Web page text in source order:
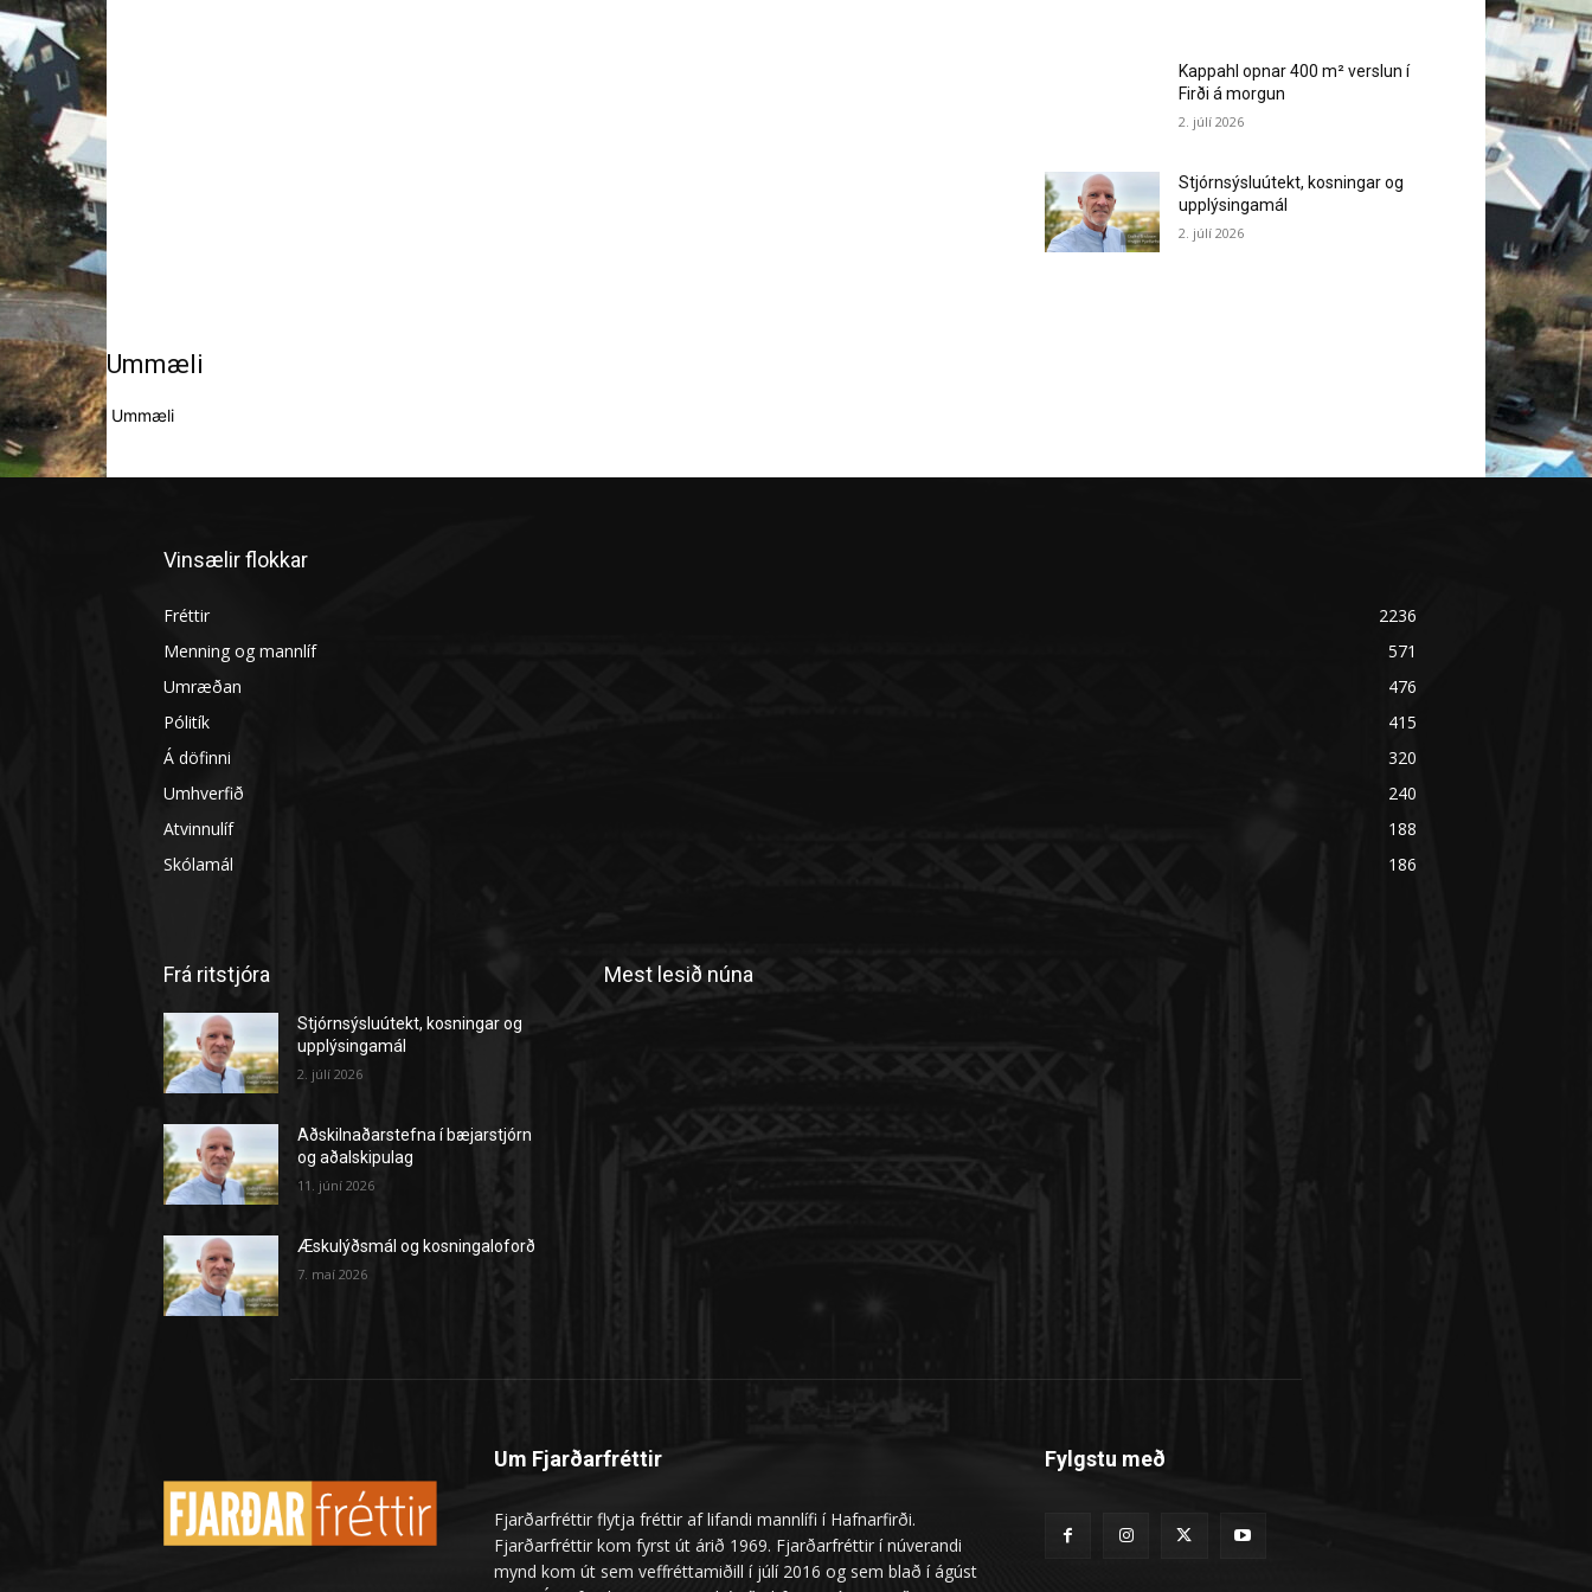
Kappahl opnar 400 m² verslun í
Firði á morgun
2. júlí 2026
Stjórnsýsluútekt, kosningar og
upplýsingamál
2. júlí 2026
Ummæli
Ummæli
Vinsælir flokkar
Fréttir
2236
Menning og mannlíf
571
Umræðan
476
Pólitík
415
Á döfinni
320
Umhverfið
240
Atvinnulíf
188
Skólamál
186
Frá ritstjóra
Stjórnsýsluútekt, kosningar og
upplýsingamál
2. júlí 2026
Aðskilnaðarstefna í bæjarstjórn
og aðalskipulag
11. júní 2026
Æskulýðsmál og kosningaloforð
7. maí 2026
Mest lesið núna
Um Fjarðarfréttir
Fjarðarfréttir flytja fréttir af lifandi mannlífi í Hafnarfirði.
Fjarðarfréttir kom fyrst út árið 1969. Fjarðarfréttir í núverandi
mynd kom út sem veffréttamiðill í júlí 2016 og sem blað í ágúst
Fylgstu með